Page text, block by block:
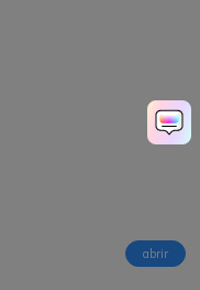
abrir